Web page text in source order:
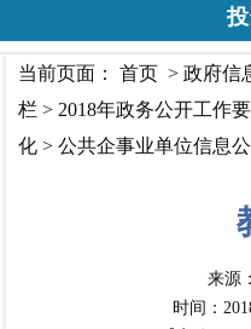
当前页面： 首页 > 政府信
栏 > 2018年政务公开工作
化 > 公共企事业单位信息
来源：
时间：